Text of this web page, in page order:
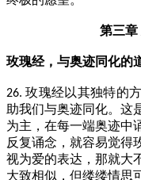
第三章
玫瑰经，与奥迹同化的
26.玫瑰经以其独特的
助我们与奥迹同化。这
为主，在每一端奥迹中
反复诵念，就容易觉得
视为爱的表达，那就大
大致相似，但缕缕情思